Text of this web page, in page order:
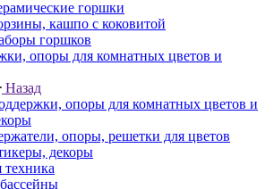
горшки
кашпо с коковитой
горшков
опоры для комнатных цветов и
Назад
опоры для комнатных цветов и
опоры, решетки для цветов
декоры
техника